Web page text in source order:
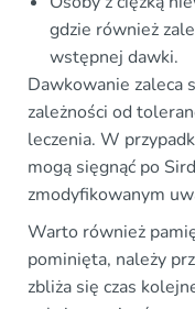
gdzie również
wstępnej dawki.
Dawkowanie zaleca
zależności od
leczenia. W
mogą sięgnąć po
zmodyfikowanym
Warto również
pominięta, należy
zbliża się czas